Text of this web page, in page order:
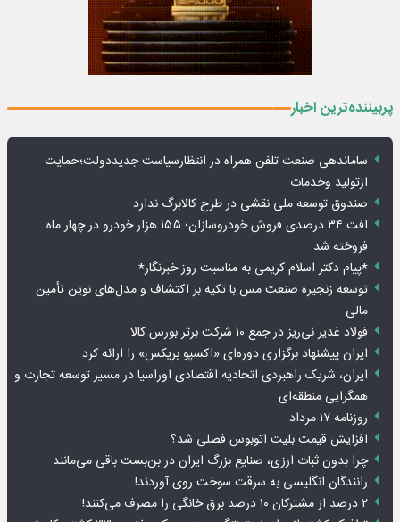
پربیننده‌ترین اخبار
ساماندهی صنعت تلفن همراه در انتظارسیاست جدیددولت؛حمایت
ازتولید وخدمات
صندوق توسعه ملی نقشی در طرح کالابرگ ندارد
افت ۳۴ درصدی فروش خودروسازان؛ ۱۵۵ هزار خودرو در چهار ماه
فروخته شد
*پیام دکتر اسلام کریمی به مناسبت روز خبرنگار*
توسعه زنجیره صنعت مس با تکیه بر اکتشاف و مدل‌های نوین تأمین
مالی
فولاد غدیر نی‌ریز در جمع ۱۰ شرکت برتر بورس کالا
ایران پیشنهاد برگزاری دوره‌ای «اکسپو بریکس» را ارائه کرد
ایران، شریک راهبردی اتحادیه اقتصادی اوراسیا در مسیر توسعه تجارت و
همگرایی منطقه‌ای
روزنامه ۱۷ مرداد
افزایش قیمت بلیت اتوبوس فصلی شد؟
چرا بدون ثبات ارزی، صنایع بزرگ ایران در بن‌بست باقی می‌مانند
رانندگان انگلیسی به سرقت سوخت روی آوردند!
۲ درصد از مشترکان ۱۰ درصد برق خانگی را مصرف می‌کنند!